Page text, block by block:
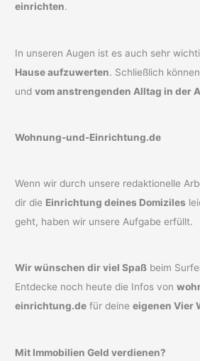
einrichten.
In unseren Augen ist es auch sehr
Hause aufzuwerten. Schließlich
undvom anstrengenden Alltag in der
Wohnung-und-Einrichtung.de
Wenn wir durch unsere redaktionelle
dir die Einrichtung deines Domiziles
geht, haben wir unsere Aufgabe erfüllt.
Wir wünschen dir viel Spaß beim
Entdecke noch heute die Infos von
einrichtung.de für deineeigenen Vier
Mit Immobilien Geld verdienen?